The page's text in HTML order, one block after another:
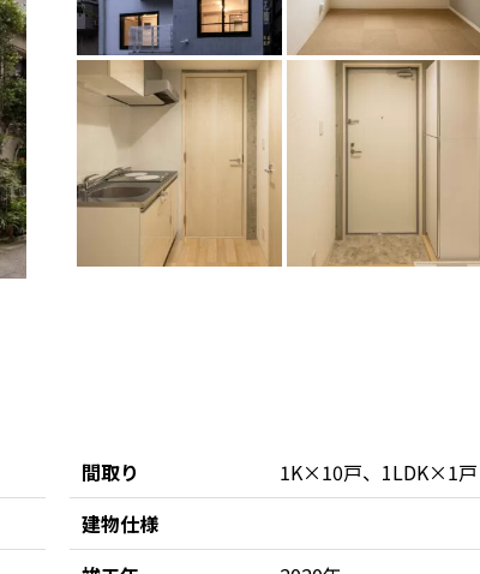
間取り
1K×10戸、1LDK×1戸
建物仕様